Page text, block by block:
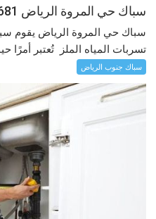
سباك حي المروة الرياض 0576833681
سباك حي المروة الرياض يقوم
تسربات المياه الملز تُعتبر أمرًا
سباك جنوب الرياض